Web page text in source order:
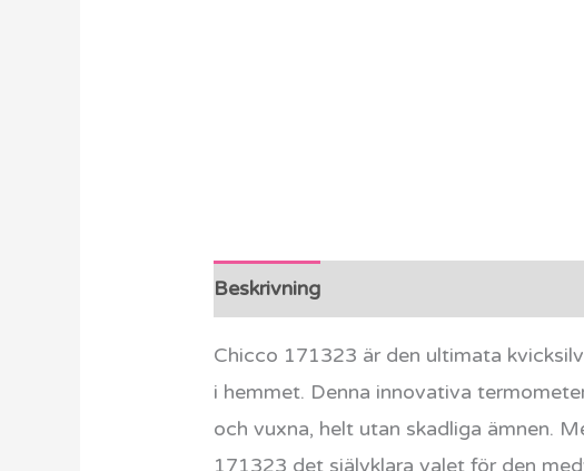
Beskrivning
Chicco 171323 är den ultimata
i hemmet. Denna innovativa
och vuxna, helt utan skadliga ämnen.
171323 det självklara valet för den